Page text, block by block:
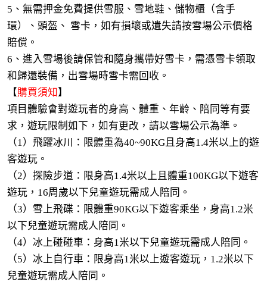
5、無需押金免費提供雪服、雪地鞋、儲物櫃（含手
環）、頭盔、 雪卡，如有損壞或遺失請按雪場公示價格
賠償。
6、進入雪場後請保管和隨身攜帶好雪卡，需憑雪卡領取
和歸還裝備，出雪場時雪卡需回收。
【購買須知 】
項目體驗會對遊玩者的身高、體重、年齡、陪同等有要
求，遊玩限制如下，如有更改，請以雪場公示為準。
（1）飛躍冰川：限體重為40~90KG且身高1.4米以上的遊
客遊玩。
（2）探險步道：限身高1.4米以上且體重100KG以下遊客
遊玩，16周歲以下兒童遊玩需成人陪同。
（3）雪上飛碟：限體重90KG以下遊客乘坐，身高1.2米
以下兒童遊玩需成人陪同。
（4）冰上碰碰車：身高1米以下兒童遊玩需成人陪同。
（5）冰上自行車：限身高1米以上遊客遊玩，1.2米以下
兒童遊玩需成人陪同。